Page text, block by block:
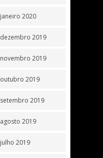
janeiro 2020
dezembro 2019
novembro 2019
outubro 2019
setembro 2019
agosto 2019
julho 2019